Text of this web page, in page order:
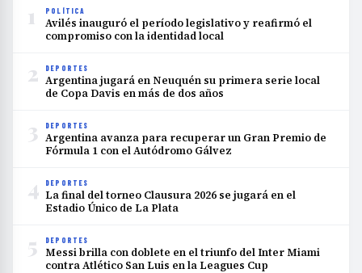
1 POLÍTICA
Avilés inauguró el período legislativo y reafirmó el
compromiso con la identidad local
2 DEPORTES
Argentina jugará en Neuquén su primera serie local
de Copa Davis en más de dos años
3 DEPORTES
Argentina avanza para recuperar un Gran Premio de
Fórmula 1 con el Autódromo Gálvez
4 DEPORTES
La final del torneo Clausura 2026 se jugará en el
Estadio Único de La Plata
5 DEPORTES
Messi brilla con doblete en el triunfo del Inter Miami
contra Atlético San Luis en la Leagues Cup